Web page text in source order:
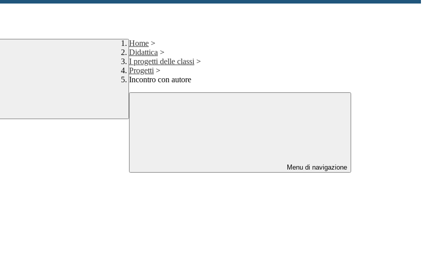
Home >
Didattica >
I progetti delle classi >
Progetti >
Incontro con autore
Menu di navigazione